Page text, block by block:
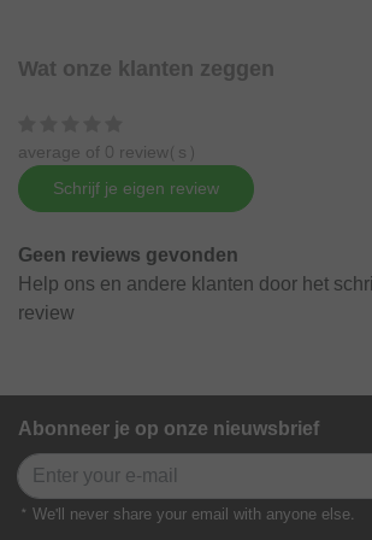
Wat onze klanten zeggen
average of 0 review(s)
Schrijf je eigen review
Geen reviews gevonden
Help ons en andere klanten door het
review
Abonneer je op onze nieuwsbrief
* We'll never share your email with anyone else.